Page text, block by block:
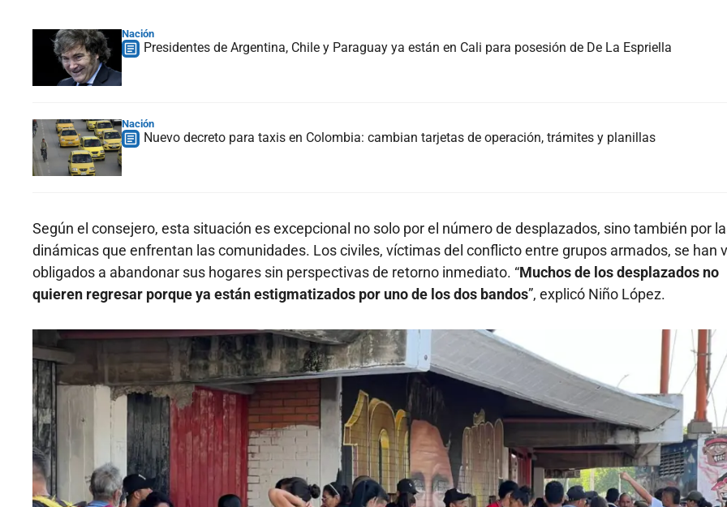
Nación
Presidentes de Argentina, Chile y Paraguay ya están en Cali para posesión de De La Espriella
Nación
Nuevo decreto para taxis en Colombia: cambian tarjetas de operación, trámites y planillas
Según el consejero, esta situación es excepcional no solo por el número de desplazados, sino también por
dinámicas que enfrentan las comunidades. Los civiles, víctimas del conflicto entre grupos armados, se han
obligados a abandonar sus hogares sin perspectivas de retorno inmediato. “Muchos de los desplazados no
quieren regresar porque ya están estigmatizados por uno de los dos bandos”, explicó Niño López.